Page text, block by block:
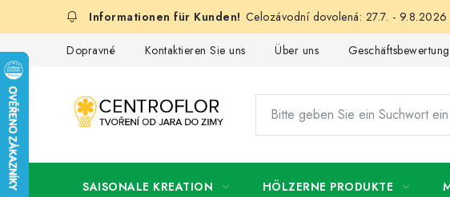
Celozávodní dovolená: 27.7. - 9.8.2026
Dopravné Kontaktieren Sie uns Über uns Geschäftsbewertung
SAISONALE KREATION HÖLZERNE PRODUKTE